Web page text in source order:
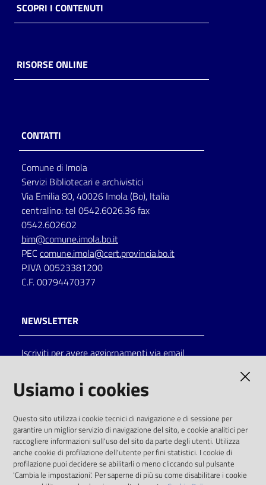
SCOPRI I CONTENUTI
RISORSE ONLINE
CONTATTI
Comune di Imola
Servizi Bibliotecari e archivistici
Via Emilia 80, 40026 Imola (Bo), Italia
centralino: tel 0542.6026.36 fax
0542.602602
bim@comune.imola.bo.it
PEC comune.imola@cert.provincia.bo.it
P.IVA 00523381200
C.F. 00794470377
NEWSLETTER
Iscriviti per avere aggiornamenti via email
solo alle condizioni previste dalla direttiva
comunitaria 2003/98/CE e dal d.lgs. 36/2006
SOCIAL
Usiamo i cookies
Questo sito utilizza i cookie tecnici di navigazione e di sessione per
garantire un miglior servizio di navigazione del sito, e cookie analitici per
raccogliere informazioni sull'uso del sito da parte degli utenti. Utilizza
anche cookie di profilazione dell'utente per fini statistici. I cookie di
profilazione puoi decidere se abilitarli o meno cliccando sul pulsante
'Cambia le impostazioni'. Per saperne di più su come disabilitare i cookie